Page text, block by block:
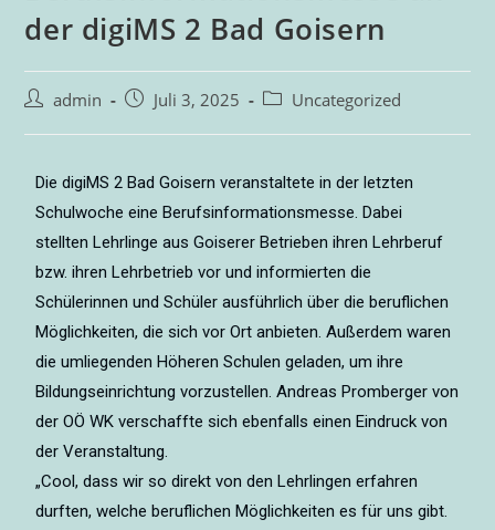
der digiMS 2 Bad Goisern
admin Juli 3, 2025 Uncategorized
Die digiMS 2 Bad Goisern veranstaltete in der letzten
Schulwoche eine Berufsinformationsmesse. Dabei
stellten Lehrlinge aus Goiserer Betrieben ihren Lehrberuf
bzw. ihren Lehrbetrieb vor und informierten die
Schülerinnen und Schüler ausführlich über die beruflichen
Möglichkeiten, die sich vor Ort anbieten. Außerdem waren
die umliegenden Höheren Schulen geladen, um ihre
Bildungseinrichtung vorzustellen. Andreas Promberger von
der OÖ WK verschaffte sich ebenfalls einen Eindruck von
der Veranstaltung.
„Cool, dass wir so direkt von den Lehrlingen erfahren
durften, welche beruflichen Möglichkeiten es für uns gibt.